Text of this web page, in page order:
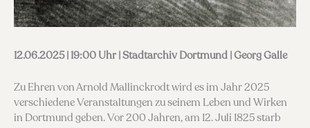
12.06.2025 | 19:00 Uhr | Stadtarchiv Dortmund | Georg Galle
Zu Ehren von Arnold Mallinckrodt wird es im Jahr 2025
verschiedene Veranstaltungen zu seinem Leben und Wirken
in Dortmund geben. Vor 200 Jahren, am 12. Juli 1825 starb